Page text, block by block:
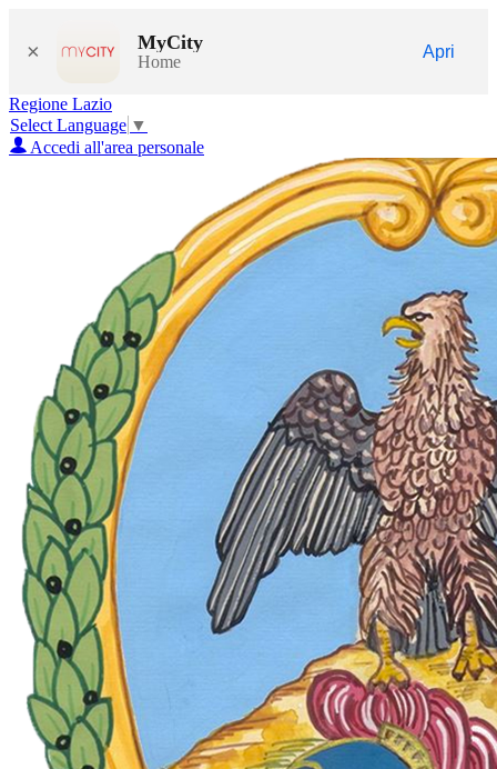
× MyCity
Home
Apri
Regione Lazio
Select Language ▼
Accedi all'area personale